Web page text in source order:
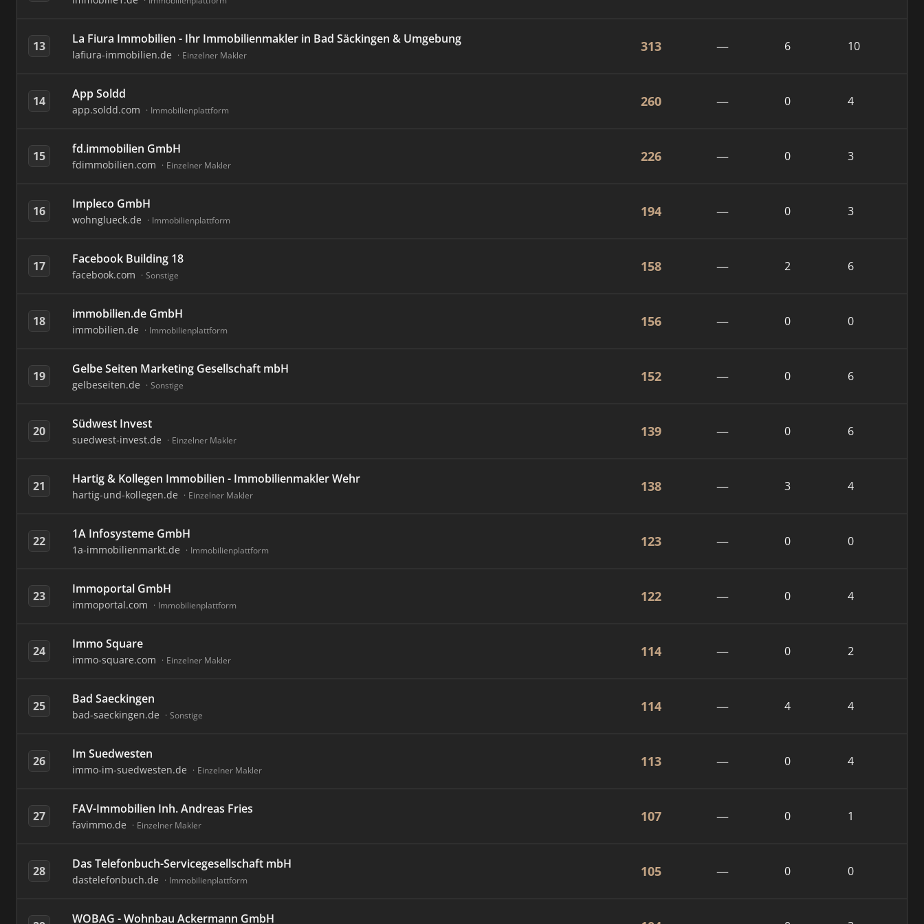
13 La Fiura Immobilien - Ihr Immobilienmakler in Bad Säckingen & Umgebung
lafiura-immobilien.de Einzelner Makler
313 — 6 10
14 App Soldd
app.soldd.com Immobilienplattform
260 — 0 4
15 fd.immobilien GmbH
fdimmobilien.com Einzelner Makler
226 — 0 3
16 Impleco GmbH
wohnglueck.de Immobilienplattform
194 — 0 3
17 Facebook Building 18
facebook.com Sonstige
158 — 2 6
18 immobilien.de GmbH
immobilien.de Immobilienplattform
156 — 0 0
19 Gelbe Seiten Marketing Gesellschaft mbH
gelbeseiten.de Sonstige
152 — 0 6
20 Südwest Invest
suedwest-invest.de Einzelner Makler
139 — 0 6
21 Hartig & Kollegen Immobilien - Immobilienmakler Wehr
hartig-und-kollegen.de Einzelner Makler
138 — 3 4
22 1A Infosysteme GmbH
1a-immobilienmarkt.de Immobilienplattform
123 — 0 0
23 Immoportal GmbH
immoportal.com Immobilienplattform
122 — 0 4
24 Immo Square
immo-square.com Einzelner Makler
114 — 0 2
25 Bad Saeckingen
bad-saeckingen.de Sonstige
114 — 4 4
26 Im Suedwesten
immo-im-suedwesten.de Einzelner Makler
113 — 0 4
27 FAV-Immobilien Inh. Andreas Fries
favimmo.de Einzelner Makler
107 — 0 1
28 Das Telefonbuch-Servicegesellschaft mbH
dastelefonbuch.de Immobilienplattform
105 — 0 0
WOBAG - Wohnbau Ackermann GmbH